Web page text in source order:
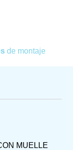
de montaje
MUELLE